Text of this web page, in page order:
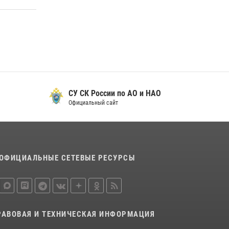
СУ СК России по АО и НАО
Официальный сайт
СЕТЕВЫЕ РЕСУРСЫ
И ТЕХНИЧЕСКАЯ ИНФОРМАЦИЯ